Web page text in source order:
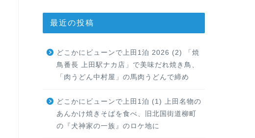
最近の投稿
どこかにビューンで上田1泊 2026 (2) 「焼
鳥番長 上田駅ナカ店」で美味だれ焼き鳥、
「肉うどん中村屋」の馬肉うどんで締め
どこかにビューンで上田1泊 (1) 上田名物の
あんかけ焼きそばを食べ、旧北国街道柳町
の『犬神家の一族』のロケ地に